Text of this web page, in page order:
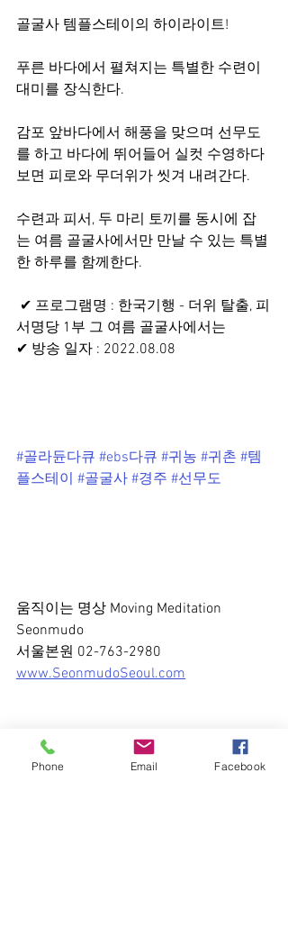
골굴사 템플스테이의 하이라이트!
푸른 바다에서 펼쳐지는 특별한 수련이
대미를 장식한다.
감포 앞바다에서 해풍을 맞으며 선무도
를 하고 바다에 뛰어들어 실컷 수영하다
보면 피로와 무더위가 씻겨 내려간다.
수련과 피서, 두 마리 토끼를 동시에 잡
는 여름 골굴사에서만 만날 수 있는 특별
한 하루를 함께한다.
서명당 1부 그 여름 골굴사에서는
✔ 방송 일자 : 2022.08.08
#골라듄다큐 #ebs다큐 #귀농 #귀촌 #템
플스테이 #골굴사 #경주 #선무도
움직이는 명상 Moving Meditation
Seonmudo
서울본원 02-763-2980
www.SeonmudoSeoul.com
Phone Email Facebook